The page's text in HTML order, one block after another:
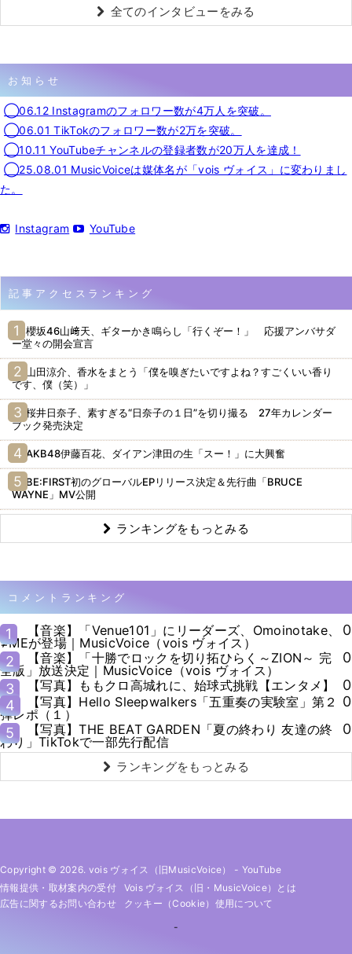
全てのインタビューをみる
お知らせ
◯06.12 Instagramのフォロワー数が4万人を突破。
◯06.01 TikTokのフォロワー数が2万を突破。
◯10.11 YouTubeチャンネルの登録者数が20万人を達成！
◯25.08.01 MusicVoiceは媒体名が「vois ヴォイス」に変わりまし
た。
Instagram YouTube
記事アクセスランキング
櫻坂46山﨑天、ギターかき鳴らし「行くぞー！」 応援アンバサダ
ー堂々の開会宣言
山田涼介、香水をまとう「僕を嗅ぎたいですよね？すごくいい香り
です、僕（笑）」
桜井日奈子、素すぎる“日奈子の１日”を切り撮る 27年カレンダー
ブック発売決定
AKB48伊藤百花、ダイアン津田の生「スー！」に大興奮
BE:FIRST初のグローバルEPリリース決定＆先行曲「BRUCE
WAYNE」MV公開
ランキングをもっとみる
コメントランキング
1
【音楽】「Venue101」にリーダーズ、Omoinotake、
≠MEが登場｜MusicVoice（vois ヴォイス）
0
2
【音楽】「十勝でロックを切り拓ひらく～ZION～ 完
全版」放送決定｜MusicVoice（vois ヴォイス）
0
3
【写真】ももクロ高城れに、始球式挑戦【エンタメ】
0
4
【写真】Hello Sleepwalkers「五重奏の実験室」第２
弾レポ（１）
0
5
【写真】THE BEAT GARDEN「夏の終わり 友達の終
わり」TikTokで一部先行配信
0
ランキングをもっとみる
Copyright © 2026. vois ヴォイス（旧MusicVoice） - YouTube
情報提供・取材案内の受付
Vois ヴォイス（旧・MusicVoice）とは
広告に関するお問い合わせ
クッキー（cookie）使用について
-